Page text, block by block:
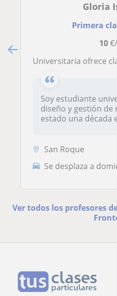
Gloria
Primera
10
Universitaria ofrece clases particulares de clarinete, piano, ukelele, teoría
Soy estudiante
diseño y gestión de
estado una década
San Roque
Se desplaza a
Ver todos los profesores